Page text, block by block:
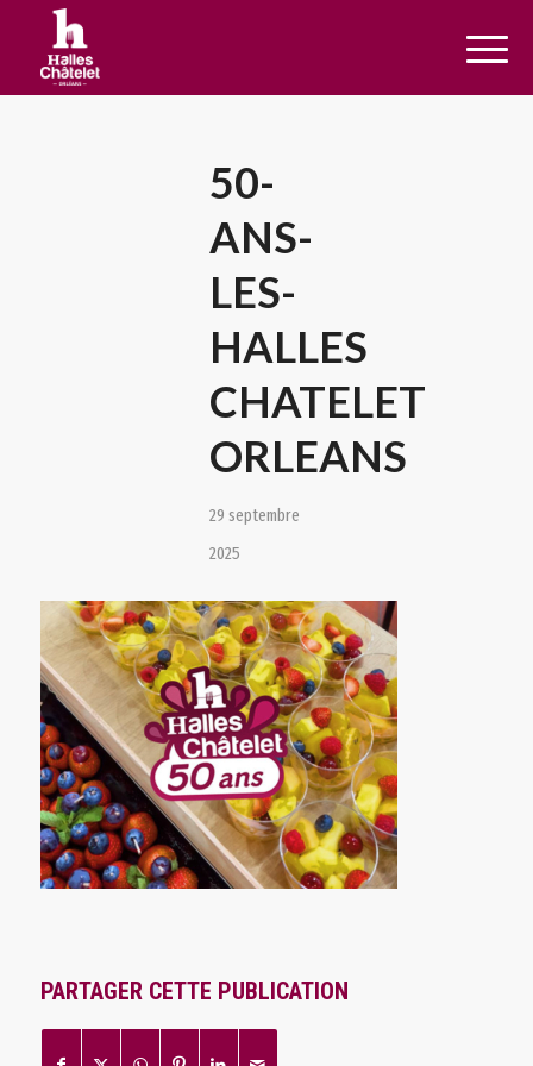
50-
ANS-
LES-
HALLES
CHATELET
ORLEANS
29 septembre
2025
PARTAGER CETTE PUBLICATION